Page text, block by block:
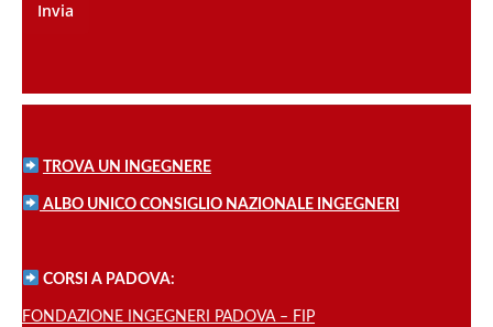
TROVA UN INGEGNERE
ALBO UNICO CONSIGLIO NAZIONALE INGEGNERI
CORSI A PADOVA:
FONDAZIONE INGEGNERI PADOVA – FIP